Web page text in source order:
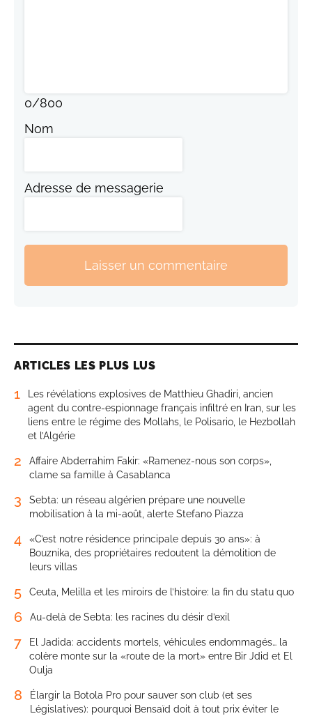
0/800
Nom
Adresse de messagerie
Laisser un commentaire
ARTICLES LES PLUS LUS
1
Les révélations explosives de Matthieu Ghadiri, ancien
agent du contre-espionnage français infiltré en Iran, sur les
liens entre le régime des Mollahs, le Polisario, le Hezbollah
et l’Algérie
2
Affaire Abderrahim Fakir: «Ramenez-nous son corps»,
clame sa famille à Casablanca
3
Sebta: un réseau algérien prépare une nouvelle
mobilisation à la mi-août, alerte Stefano Piazza
4
«C’est notre résidence principale depuis 30 ans»: à
Bouznika, des propriétaires redoutent la démolition de
leurs villas
5 Ceuta, Melilla et les miroirs de l’histoire: la fin du statu quo
6 Au-delà de Sebta: les racines du désir d’exil
7
El Jadida: accidents mortels, véhicules endommagés… la
colère monte sur la «route de la mort» entre Bir Jdid et El
Oulja
8
Élargir la Botola Pro pour sauver son club (et ses
Législatives): pourquoi Bensaïd doit à tout prix éviter le